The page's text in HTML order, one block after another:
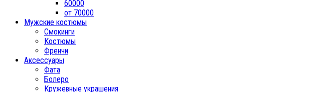
60000
от 70000
Мужские костюмы
Смокинги
Костюмы
Френчи
Аксессуары
Фата
Болеро
Кружевные украшения